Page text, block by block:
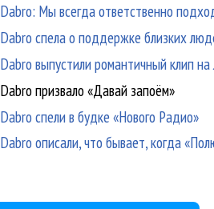
Dabro: Мы всегда ответственно
Dabro спела о поддержке близких
Dabro выпустили романтичный клип
Dabro призвало «Давай запоём»
Dabro спели в будке «Нового Радио»
Dabro описали, что бывает, когда